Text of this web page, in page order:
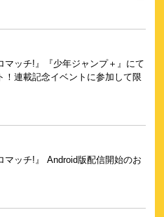
マッチ!』『少年ジャンプ＋』にて
！連載記念イベントに参加して限
マッチ!』 Android版配信開始のお